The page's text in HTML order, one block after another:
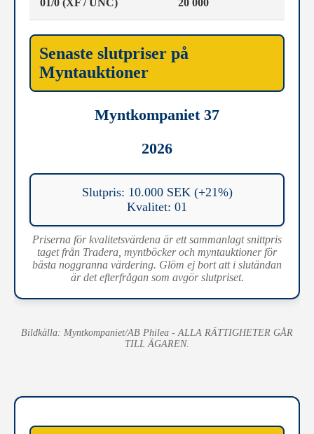
Senaste slutpriser på
Myntauktioner
Myntkompaniet 37
2026
Slutpris: 10.000 SEK (+21%)
Kvalitet: 01
Priserna för kvalitetsvärdena är ett sammanlagt snittpris
taget från Tradera, myntböcker och myntauktioner för
bästa noggranna värdering. Glöm ej bort att i slutändan
är det efterfrågan som avgör slutpriset.
Bildkälla: Myntkompaniet/AB Philea - ALLA RÄTTIGHETER GÅR
TILL ÄGAREN.